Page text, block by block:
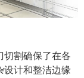
切割确保了在各
设计和整洁边缘